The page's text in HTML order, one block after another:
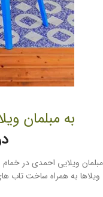
به مبلمان
مبلمان ویلایی احمدی در
ویلاها به همراه ساخت تاب